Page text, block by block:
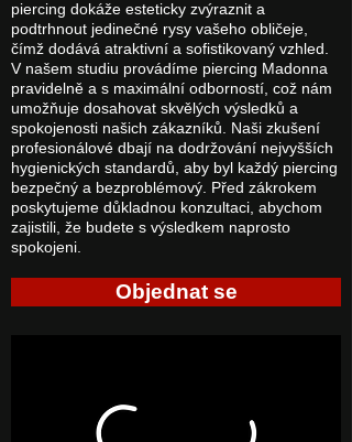
piercing dokáže esteticky zvýraznit a
podtrhnout jedinečné rysy vašeho obličeje,
čímž dodává atraktivní a sofistikovaný vzhled.
V našem studiu provádíme piercing Madonna
pravidelně a s maximální odborností, což nám
umožňuje dosahovat skvělých výsledků a
spokojenosti našich zákazníků. Naši zkušení
profesionálové dbají na dodržování nejvyšších
hygienických standardů, aby byl každý piercing
bezpečný a bezproblémový. Před zákrokem
poskytujeme důkladnou konzultaci, abychom
zajistili, že budete s výsledkem naprosto
spokojeni.
Objednat se